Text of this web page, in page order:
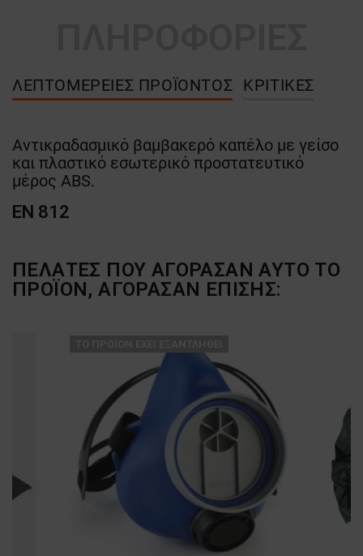
ΛΕΠΤΟΜΈΡΕΙΕΣ ΠΡΟΪΌΝΤΟΣ ΚΡΙΤΙΚΈΣ
Αντικραδασμικό βαμβακερό καπέλο με γείσο
και πλαστικό εσωτερικό προστατευτικό
μέρος ABS.
EN 812
ΠΕΛΆΤΕΣ ΠΟΥ ΑΓΌΡΑΣΑΝ ΑΥΤΌ ΤΟ
ΠΡΟΪΌΝ, ΑΓΌΡΑΣΑΝ ΕΠΊΣΗΣ: